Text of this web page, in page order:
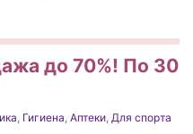
до 70%! По 30
, Гигиена, Аптеки, Для спорта